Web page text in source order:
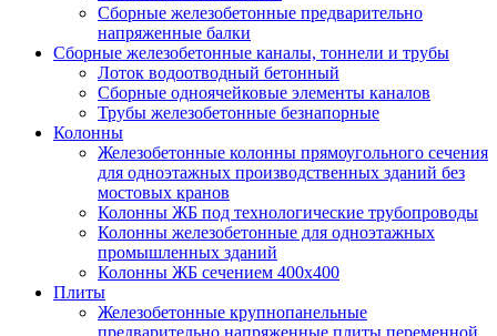
Сборные железобетонные предварительно
напряженные балки
Сборные железобетонные каналы, тоннели и трубы
Лоток водоотводный бетонный
Сборные одноячейковые элементы каналов
Трубы железобетонные безнапорные
Колонны
Железобетонные колонны прямоугольного сечения
для одноэтажных производственных зданий без
мостовых кранов
Колонны ЖБ под технологические трубопроводы
Колонны железобетонные для одноэтажных
промышленных зданий
Колонны ЖБ сечением 400х400
Плиты
Железобетонные крупнопанельные
предварительно напряженные плиты переменной